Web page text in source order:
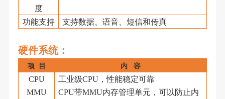
度
功能支持 支持数据、语音、短信和传真
硬件系统：
项 目 内 容
CPU 工业级CPU，性能稳定可靠
MMU
CPU带MMU内存管理单元，可以防止内